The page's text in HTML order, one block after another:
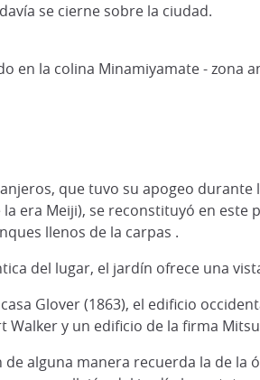
se cierne sobre la ciudad.
en la colina Minamiyamate -
que tuvo su apogeo durante
era Meiji), se reconstituyó en
llenos de la carpas .
del lugar, el jardín ofrece una
Glover (1863), el edificio
Walker y un edificio de la firma
alguna manera recuerda la de la